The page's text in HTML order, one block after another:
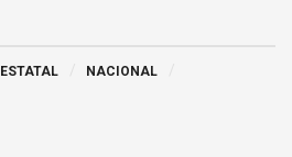
ESTATAL
NACIONAL